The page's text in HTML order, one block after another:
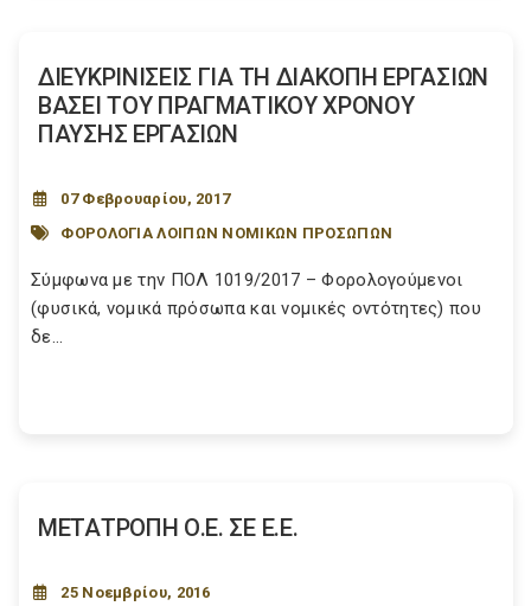
ΔΙΕΥΚΡΙΝΙΣΕΙΣ ΓΙΑ ΤΗ ΔΙΑΚΟΠΗ ΕΡΓΑΣΙΩΝ
ΒΑΣΕΙ ΤΟΥ ΠΡΑΓΜΑΤΙΚΟΥ ΧΡΟΝΟΥ
ΠΑΥΣΗΣ ΕΡΓΑΣΙΩΝ
07 Φεβρουαρίου, 2017
ΦΟΡΟΛΟΓΙΑ ΛΟΙΠΩΝ ΝΟΜΙΚΩΝ ΠΡΟΣΩΠΩΝ
Σύμφωνα με την ΠΟΛ 1019/2017 – Φορολογούμενοι
(φυσικά, νομικά πρόσωπα και νομικές οντότητες) που
δε...
ΜΕΤΑΤΡΟΠΗ Ο.Ε. ΣΕ Ε.Ε.
25 Νοεμβρίου, 2016